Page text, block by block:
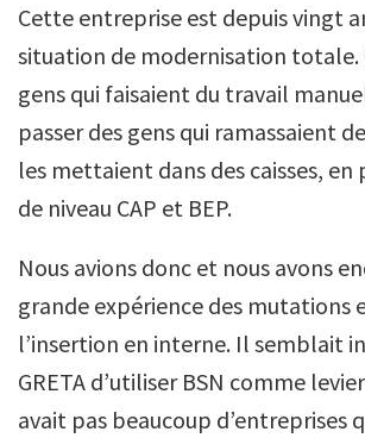
Cette entreprise est depuis vingt
situation de modernisation totale.
gens qui faisaient du travail
passer des gens qui ramassaient
les mettaient dans des caisses,
de niveau CAP et BEP.
Nous avions donc et nous avons
grande expérience des mutations
l’insertion en interne. Il semblait
GRETA d’utiliser BSN comme
avait pas beaucoup d’entreprises